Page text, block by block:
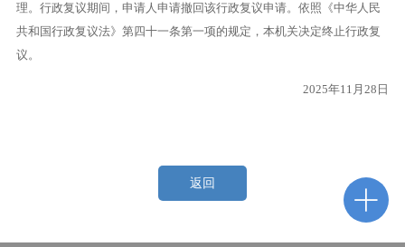
理。行政复议期间，申请人申请撤回该行政复议申请。依照《中华人民
共和国行政复议法》第四十一条第一项的规定，本机关决定终止行政复
议。
2025年11月28日
返回